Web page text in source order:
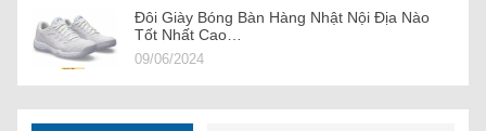
Đôi Giày Bóng Bàn Hàng Nhật Nội Địa Nào
Tốt Nhất Cao…
09/06/2024